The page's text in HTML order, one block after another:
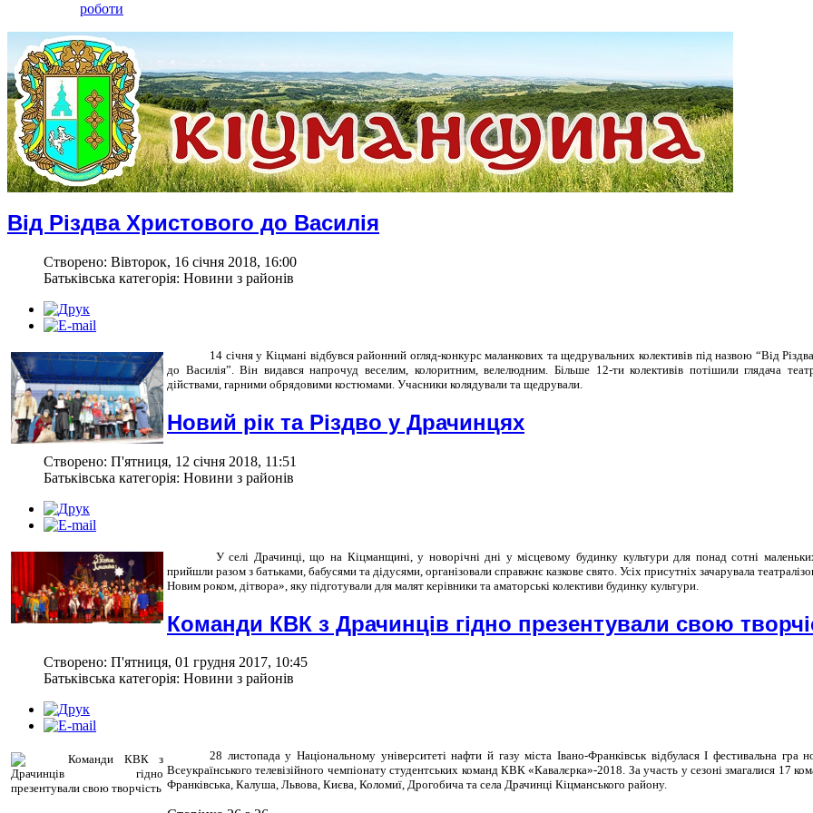
роботи
Від Різдва Христового до Василія
Створено: Вівторок, 16 січня 2018, 16:00
Батьківська категорія: Новини з районів
14 січня у Кіцмані відбувся районний огляд-конкурс маланкових та щедрувальних колективів під назвою “Від
до Василія”. Він видався напрочуд веселим, колоритним, велелюдним. Більше 12-ти колективів потішили глядача
дійствами, гарними обрядовими костюмами. Учасники колядували та щедрували.
Новий рік та Різдво у Драчинцях
Створено: П'ятниця, 12 січня 2018, 11:51
Батьківська категорія: Новини з районів
У селi Драчинці, що на Кіцманщині, у новорічні дні у місцевому будинку культури для понад сотні
прийшли разом з батьками, бабусями та дідусями, організовали справжнє казкове свято. Усіх присутніх зачарувала
Новим роком, дітвора», яку підготували для малят керівники та аматорські колективи будинку культури.
Команди КВК з Драчинців гідно презентували свою
Створено: П'ятниця, 01 грудня 2017, 10:45
Батьківська категорія: Новини з районів
28 листопада у Національному університеті нафти й газу міста Івано-Франківськ відбулася І фестивальна гра
Всеукраїнського телевізійного чемпіонату студентських команд КВК «Кавалєрка»-2018. За участь у сезоні змагалися 17
Франківська, Калуша, Львова, Києва, Коломиї, Дрогобича та села Драчинці Кіцманського району.